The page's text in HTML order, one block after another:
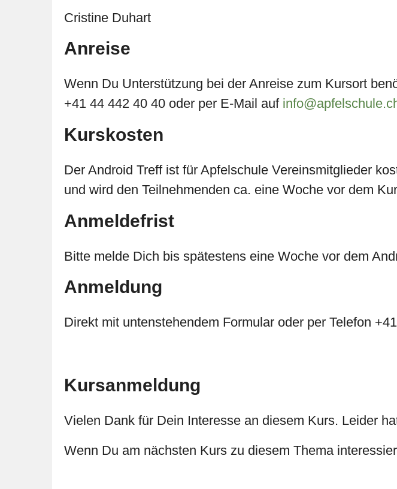
Cristine Duhart
Anreise
Wenn Du Unterstützung bei der Anreise zum Kursort
+41 44 442 40 40 oder per E-Mail auf
Kurskosten
Der Android Treff ist für Apfelschule Vereinsmitglieder
und wird den Teilnehmenden ca. eine Woche vor dem
Anmeldefrist
Bitte melde Dich bis spätestens eine Woche vor dem
Anmeldung
Direkt mit untenstehendem Formular oder per Telefon
Kursanmeldung
Vielen Dank für Dein Interesse an diesem Kurs. Leider
Wenn Du am nächsten Kurs zu diesem Thema